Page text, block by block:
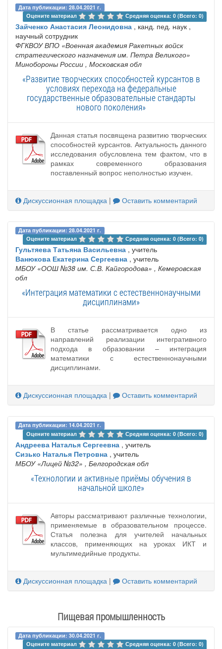
Дата публикации: 28.04.2021 г.
Оцените материал
Средняя оценка: 0 (Всего: 0)
Зайченко Анастасия Леонидовна , канд. пед. наук ,
научный сотрудник
ФГКВОУ ВПО «Военная академия Ракетных войск
стратегического назначения им. Петра Великого»
Минобороны России , Московская обл
«Развитие творческих способностей курсантов в
условиях перехода на федеральные
государственные образовательные стандарты
нового поколения»
Данная статья посвящена развитию творческих
способностей курсантов. Актуальность данного
исследования обусловлена тем фактом, что в
рамках современного образования
поставленный вопрос неполностью изучен.
Дискуссионная площадка | Оставить комментарий
Дата публикации: 28.04.2021 г.
Оцените материал
Средняя оценка: 0 (Всего: 0)
Гультяева Татьяна Васильевна , учитель
Ванюкова Екатерина Сергеевна , учитель
МБОУ «ООШ №38 им. С.В. Кайгородова» , Кемеровская
обл
«Интеграция математики с естественнонаучными
дисциплинами»
В статье рассматривается одно из
направлений реализации интегративного
подхода в образовании – интеграция
математики с естественнонаучными
дисциплинами.
Дискуссионная площадка | Оставить комментарий
Дата публикации: 14.04.2021 г.
Оцените материал
Средняя оценка: 0 (Всего: 0)
Андреева Наталья Сергеевна , учитель
Сизько Наталья Петровна , учитель
МБОУ «Лицей №32» , Белгородская обл
«Технологии и активные приёмы обучения в
начальной школе»
Авторы рассматривают различные технологии,
применяемые в образовательном процессе.
Статья полезна для учителей начальных
классов, применяющих на уроках ИКТ и
мультимедийные продукты.
Дискуссионная площадка | Оставить комментарий
Пищевая промышленность
Дата публикации: 30.04.2021 г.
Оцените материал
Средняя оценка: 0 (Всего: 0)